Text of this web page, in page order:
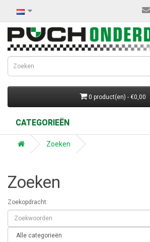
0 product(en) - €0,00
CATEGORIEËN
Zoeken
Zoeken
Zoekopdracht: